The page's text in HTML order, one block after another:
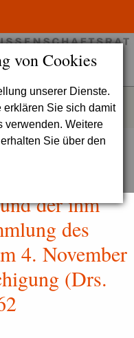
von Cookies
unserer Dienste.
erklären Sie sich damit
verwenden. Weitere
Sie über den
1962"
vom 10.
der ihm
des
4. November
(Drs.